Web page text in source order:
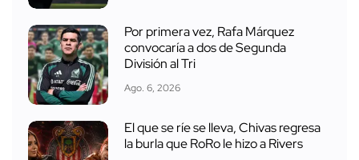
Por primera vez, Rafa Márquez
convocaría a dos de Segunda
División al Tri
Ago. 6, 2026
El que se ríe se lleva, Chivas regresa
la burla que RoRo le hizo a Rivers